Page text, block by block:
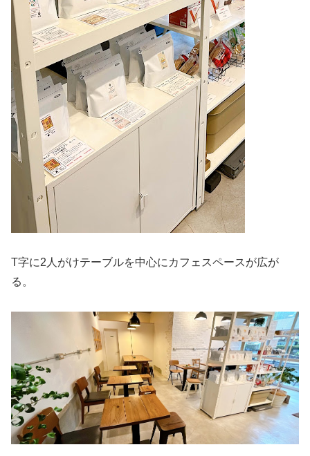
T字に2人がけテーブルを中心にカフェスペースが広が
る。